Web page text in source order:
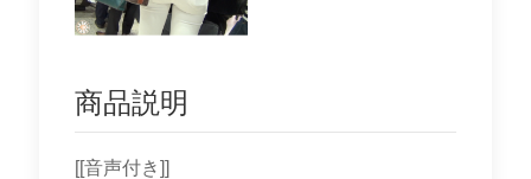
商品説明
[[音声付き]]